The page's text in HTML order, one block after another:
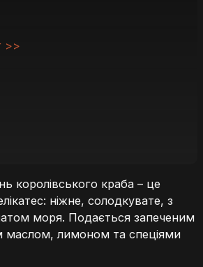
>>
королівського краба – це
ніжне, солодкувате, з
моря. Подається запеченим
маслом, лимоном та спеціями